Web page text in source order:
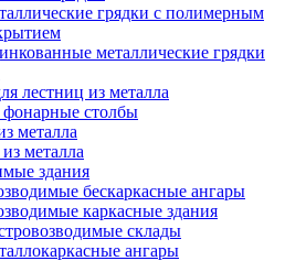
грядки с полимерным
металлические грядки
лестниц из металла
столбы
металла
металла
здания
бескаркасные ангары
каркасные здания
склады
ангары